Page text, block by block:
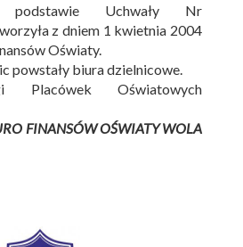
podstawie Uchwały Nr
z dniem 1 kwietnia 2004
Oświaty.
powstały biura dzielnicowe.
Placówek Oświatowych
FINANSÓW OŚWIATY WOLA